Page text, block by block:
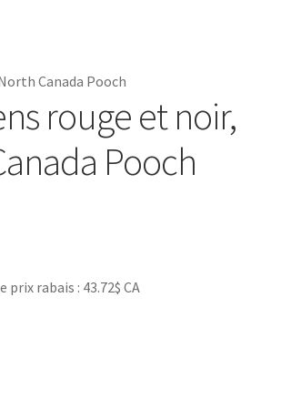
Canada Pooch
rouge et noir,
Pooch
rabais : 43.72$ CA